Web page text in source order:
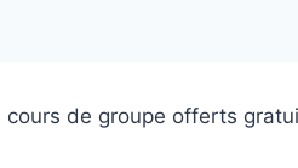
de groupe offerts